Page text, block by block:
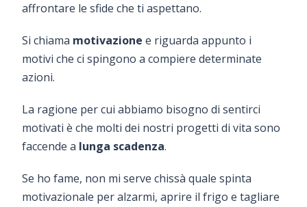
affrontare le sfide che ti aspettano.
Si chiama motivazione e riguarda appunto i
motivi che ci spingono a compiere determinate
azioni.
La ragione per cui abbiamo bisogno di sentirci
motivati è che molti dei nostri progetti di vita sono
faccende a lunga scadenza.
Se ho fame, non mi serve chissà quale spinta
motivazionale per alzarmi, aprire il frigo e tagliare